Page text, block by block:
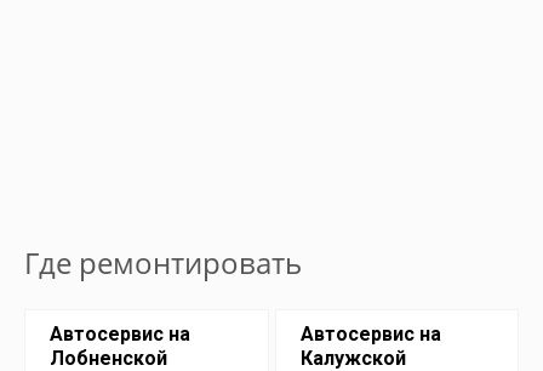
Где ремонтировать
Автосервис на
Лобненской
Автосервис на
Калужской